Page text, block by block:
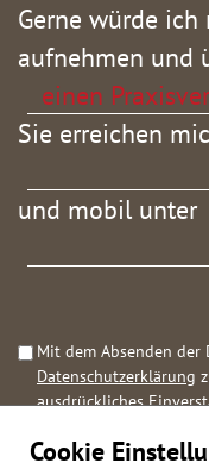
Gerne würde
aufnehmen und
Sie erreichen
und mobil unter
Mit dem Absenden der
Datenschutzerklärung
ausdrückliches
Cookie